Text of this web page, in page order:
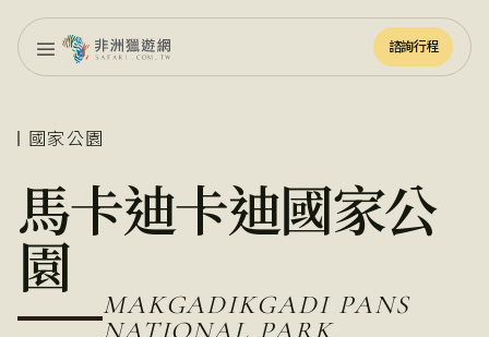
諮詢行程
諮詢行程
國家公園
馬卡迪卡迪國家公
園
MAKGADIKGADI PANS